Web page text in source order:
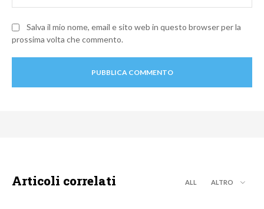
Salva il mio nome, email e sito web in questo browser per la
prossima volta che commento.
Articoli correlati ALL ALTRO